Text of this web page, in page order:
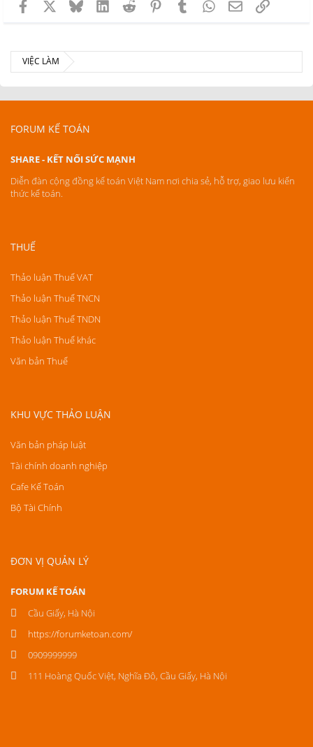
Facebook BlueskyLinkedInReddit PinterestTumblrWhatsApp
EmailLink
VIỆC LÀM
FORUM KẾ TOÁN
SHARE - KẾT NỐI SỨC MẠNH
Diễn đàn cộng đồng kế toán Việt Nam nơi chia sẻ, hỗ trợ, giao lưu kiến
thức kế toán.
THUẾ
Thảo luận Thuế VAT
Thảo luận Thuế TNCN
Thảo luận Thuế TNDN
Thảo luận Thuế khác
Văn bản Thuế
KHU VỰC THẢO LUẬN
Văn bản pháp luật
Tài chính doanh nghiệp
Cafe Kế Toán
Bộ Tài Chính
ĐƠN VỊ QUẢN LÝ
FORUM KẾ TOÁN
Cầu Giấy, Hà Nội
https://forumketoan.com/
0909999999
111 Hoàng Quốc Việt, Nghĩa Đô, Cầu Giấy, Hà Nội